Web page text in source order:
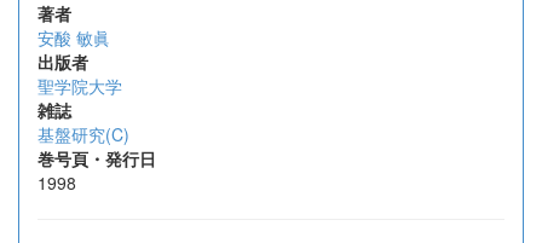
著者
安酸 敏眞
出版者
聖学院大学
雑誌
基盤研究(C)
巻号頁・発行日
1998